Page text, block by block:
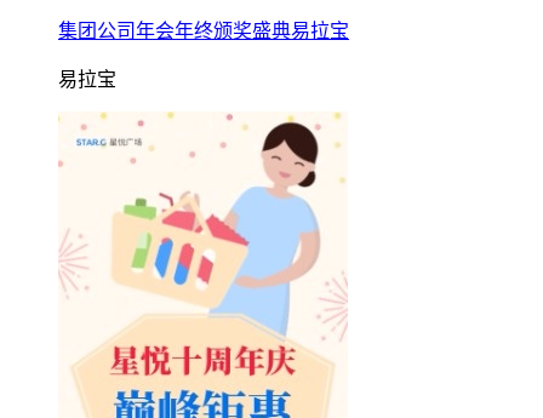
集团公司年会年终颁奖盛典易拉宝
易拉宝